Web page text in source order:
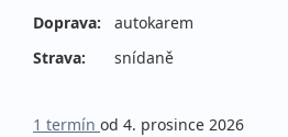
Doprava:
autokarem
Strava:
snídaně
1 termín od 4. prosince 2026